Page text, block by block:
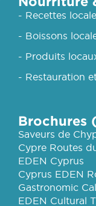
- Recettes
- Boissons
- Produits
- Restauration
Brochures
Saveurs de
Cypre Routes
EDEN Cyprus
Cyprus EDEN
Gastronomic
EDEN Cultural